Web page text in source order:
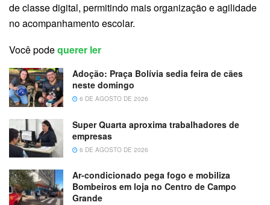
de classe digital, permitindo mais organização e agilidade
no acompanhamento escolar.
Você podequerer ler
Adoção: Praça Bolívia sedia feira de cães
neste domingo
6 DE AGOSTO DE 2026
Super Quarta aproxima trabalhadores de
empresas
6 DE AGOSTO DE 2026
Ar-condicionado pega fogo e mobiliza
Bombeiros em loja no Centro de Campo
Grande